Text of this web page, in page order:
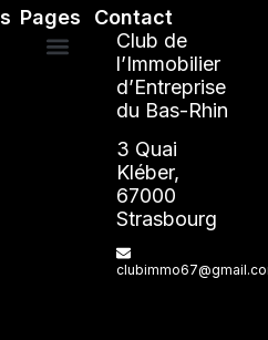
Pages
Contact
Club de
l’Immobilier
d’Entreprise
du Bas-Rhin
3 Quai
Kléber,
67000
Strasbourg